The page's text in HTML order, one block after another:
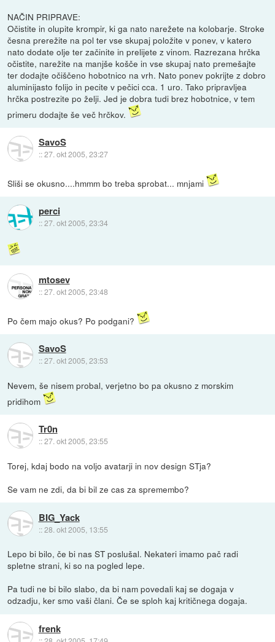
NAČIN PRIPRAVE:
Očistite in olupite krompir, ki ga nato narežete na kolobarje. Stroke
česna prerežite na pol ter vse skupaj položite v ponev, v katero
nato dodate olje ter začinite in prelijete z vinom. Razrezana hrčka
očistite, narežite na manjše košče in vse skupaj nato premešajte
ter dodajte očiščeno hobotnico na vrh. Nato ponev pokrijte z dobro
aluminijasto folijo in pecite v pečici cca. 1 uro. Tako pripravljea
hrčka postrezite po želji. Jed je dobra tudi brez hobotnice, v tem
primeru dodajte še več hrčkov.
SavoS
::27. okt 2005, 23:27
Sliši se okusno....hmmm bo treba sprobat... mnjami
perci
::27. okt 2005, 23:34
mtosev
::27. okt 2005, 23:48
Po čem majo okus? Po podgani?
SavoS
::27. okt 2005, 23:53
Nevem, še nisem probal, verjetno bo pa okusno z morskim
pridihom
Tr0n
::27. okt 2005, 23:55
Torej, kdaj bodo na voljo avatarji in nov design STja?
Se vam ne zdi, da bi bil ze cas za spremembo?
BIG_Yack
::28. okt 2005, 13:55
Lepo bi bilo, če bi nas ST poslušal. Nekateri imamo pač radi
spletne strani, ki so na pogled lepe.
Pa tudi ne bi bilo slabo, da bi nam povedali kaj se dogaja v
odzadju, ker smo vaši člani. Če se sploh kaj kritičnega dogaja.
frenk